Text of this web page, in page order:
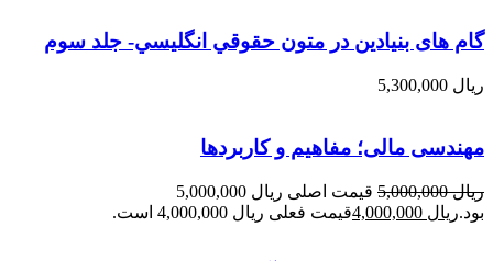
گام های بنیادین در متون حقوقي انگليسي- جلد سوم
ریال
مهندسی مالی؛ مفاهیم و کاربردها
ریال5,000,000
قیمت اصلی ریال 5,000,000
بود.ریال قیمت فعلی ریال 4,000,000 است.